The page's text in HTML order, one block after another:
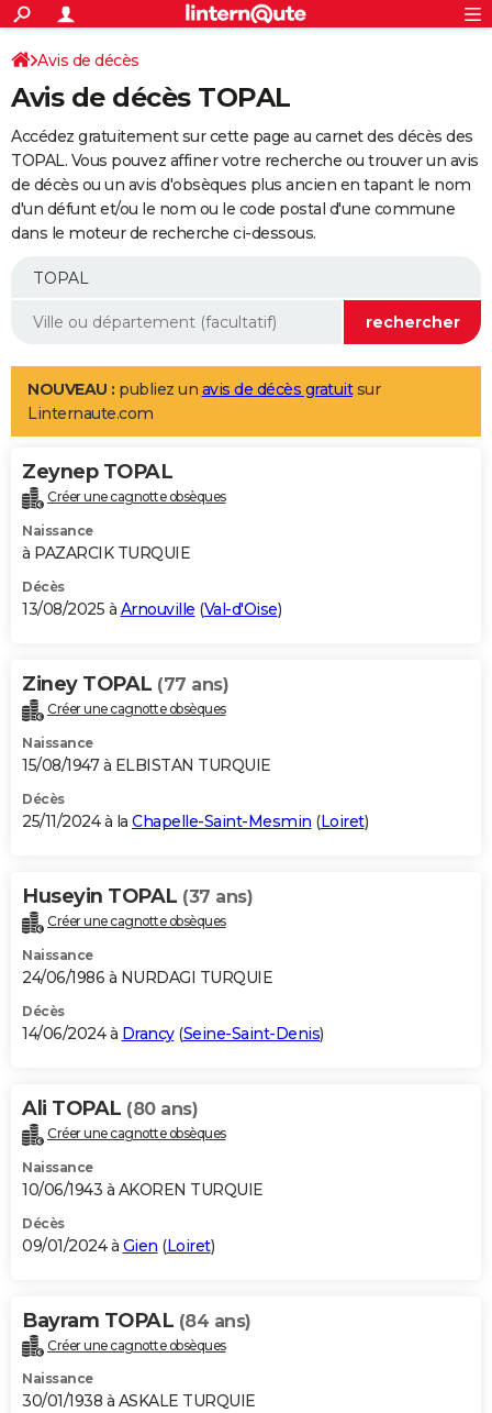
ACTUALITÉS
Politique
Société
Faits Divers
Education
Monde
Villes
+
SPORT
Coupe du monde 2026
Football
Tennis
Cyclisme
Rugby
Forum
Programme TV
TNT
Streaming
Cinéma
Sorties cinéma
Musique
+
FINANCE
Retraite
Impôts
Epargne
Immobilier
Risques naturels par ville
Banque
Assurance
Crédit
AUTO
Essais
Réserver un essai
Citadines
Berlines
SUV
Forum auto
+
Mobiles
Meilleur smartphone
Internet
Ordinateurs
Jeux vidéo
Guide high-tech
Aménagement intérieur
LIFESTYLE
Art de vivre
Bien-être
Loisirs
Mode
Modes de vie
Alimentation
Guide de la santé
Maladies
Médicaments
Sommeil
VOYAGE
Destinations
City break
Voyage nature
Voyage de noces
Forum
Climat
+PHOTO
GUIDES D'ACHAT
BONS PLANS
Carte de Noël
Carte Bonne année
Carte Saint-Valentin
Carte Pâques
Carte d'anniversaire
DICTIONNAIRE
Dictionnaire
Biographies
Citations
Expressions
Proverbes
PROGRAMME TV
S'inscrire
Se connecter
Lycées
Collèges
Primaires
Universités
Entreprises
Service militaire
Avis de recherche
AVIS DE DÉCÈS
Bricolage
Lifestyle
Culture
Sport
Auto
Television
Voyage
Cinema
Avis de décès
Avis de décès TOPAL
Accédez gratuitement sur cette page au carnet des décès des
TOPAL. Vous pouvez affiner votre recherche ou trouver un avis
de décès ou un avis d'obsèques plus ancien en tapant le nom
d'un défunt et/ou le nom ou le code postal d'une commune
dans le moteur de recherche ci-dessous.
NOUVEAU : publiez un avis de décès gratuitsur
Linternaute.com
Zeynep TOPAL
Créer une cagnotte obsèques
Naissance
à PAZARCIK TURQUIE
Décès
13/08/2025 à Arnouville (Val-d'Oise)
Ziney TOPAL (77 ans)
Créer une cagnotte obsèques
Naissance
15/08/1947 à ELBISTAN TURQUIE
Décès
25/11/2024 à la Chapelle-Saint-Mesmin (Loiret)
Huseyin TOPAL (37 ans)
Créer une cagnotte obsèques
Naissance
24/06/1986 à NURDAGI TURQUIE
Décès
14/06/2024 à Drancy(Seine-Saint-Denis)
Ali TOPAL (80 ans)
Créer une cagnotte obsèques
Naissance
10/06/1943 à AKOREN TURQUIE
Décès
09/01/2024 à Gien (Loiret)
Bayram TOPAL (84 ans)
Créer une cagnotte obsèques
Naissance
30/01/1938 à ASKALE TURQUIE